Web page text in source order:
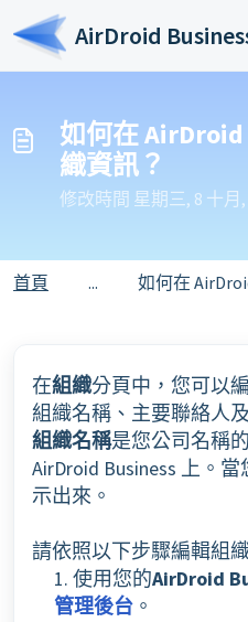
略過至主要內容
AirDroid
如何在
織資訊？
修改時間 星期三, 8 十月,
首頁 ... 如何在 AirDroid Business 上更新
在組織分頁中，您可以
組織名稱、主要聯絡人
組織名稱是您公司名稱
AirDroid Business 上。
示出來。
請依照以下步驟編輯組
1. 使用您的AirDroid
管理後台 。